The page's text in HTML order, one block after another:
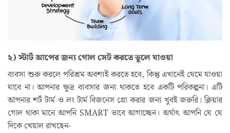
২) স্টার্ট আপের জন্য গোল সেট করতে ভুলে যাওয়া
ব্যবসা শুরু করলে পরিশ্রম অবশ্যই করতে হবে, কিন্তু এখানেই থেমে যাওয়া
যাবে না। আপনার ক্ষুদ্র ব্যবসার জন্য থাকতে হবে একটি পরিকল্পনা। এটি
আপনার শর্ট টার্ম ও লং টার্ম বিজনেস গ্রো করার জন্য খুবই জরুরি। ক্লিয়ার
গোল থাকা মানে আপনি SMART ভাবে আগাচ্ছেন। অর্থাৎ আপনি যে যে
দিকে খেয়াল রাখছেন-